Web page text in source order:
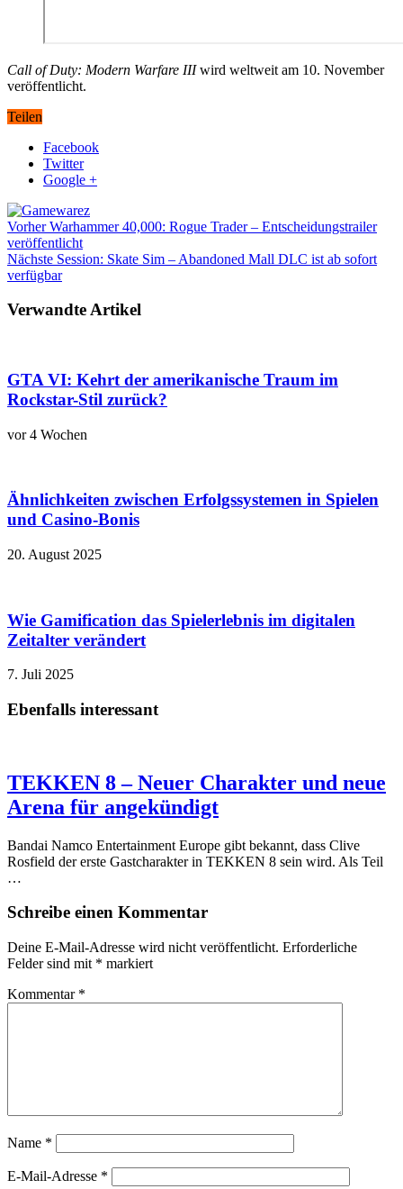
Call of Duty: Modern Warfare IIIwird weltweit am 10. November
veröffentlicht.
Teilen
Facebook
Twitter
Google +
VorherWarhammer 40,000: Rogue Trader – Entscheidungstrailer
veröffentlicht
Nächste Session: Skate Sim – Abandoned Mall DLC ist ab sofort
verfügbar
Verwandte Artikel
GTA VI: Kehrt der amerikanische Traum im
Rockstar-Stil zurück?
vor 4 Wochen
Ähnlichkeiten zwischen Erfolgssystemen in Spielen
und Casino‑Bonis
20. August 2025
Wie Gamification das Spielerlebnis im digitalen
Zeitalter verändert
7. Juli 2025
Ebenfalls interessant
TEKKEN 8 – Neuer Charakter und neue
Arena für angekündigt
Bandai Namco Entertainment Europe gibt bekannt, dass Clive
Rosfield der erste Gastcharakter in TEKKEN 8 sein wird. Als Teil
…
Schreibe einen Kommentar
Deine E-Mail-Adresse wird nicht veröffentlicht. Erforderliche
Felder sind mit * markiert
Kommentar *
Name *
E-Mail-Adresse *